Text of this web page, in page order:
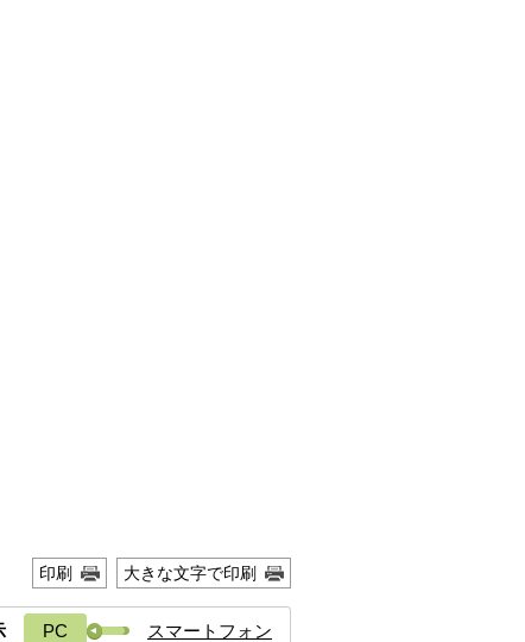
印刷 大きな文字で印刷
PC スマートフォン